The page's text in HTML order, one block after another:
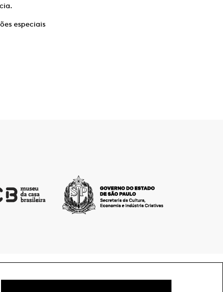
especiais